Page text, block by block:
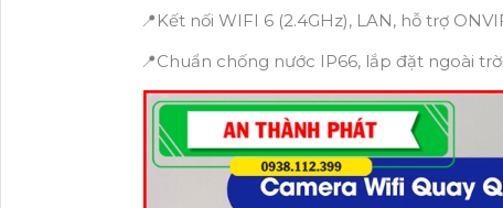
📍Kết nối WIFI 6 (2.4GHz), LAN, hỗ trợ
📍Chuẩn chống nước IP66, lắp đặt ngoài